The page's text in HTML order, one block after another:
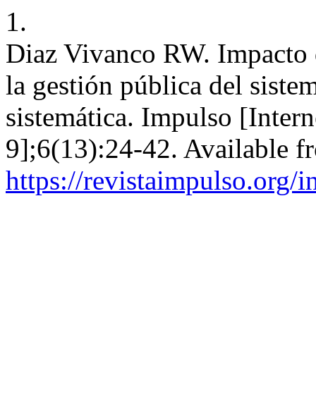
1.
Diaz Vivanco RW.
la gestión pública del
sistemática. Impulso
9];6(13):24-42. Available
https://revistaimpulso.org/